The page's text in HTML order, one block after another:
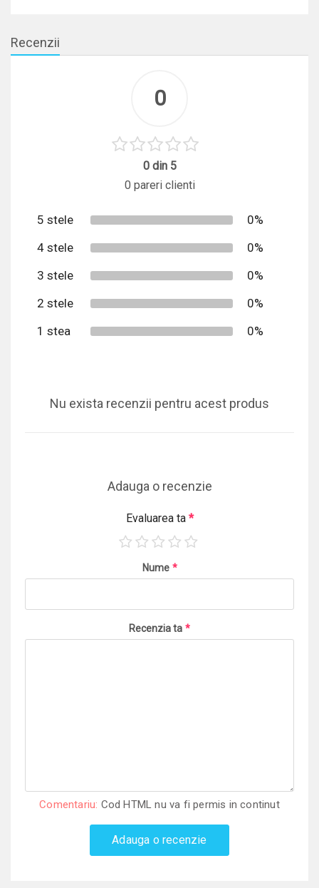
Recenzii
0
0 din 5
0 pareri clienti
5 stele
0%
4 stele
0%
3 stele
0%
2 stele
0%
1 stea
0%
Nu exista recenzii pentru acest produs
Adauga o recenzie
Evaluarea ta *
Nume *
Recenzia ta *
Comentariu: Cod HTML nu va fi permis in continut
Adauga o recenzie